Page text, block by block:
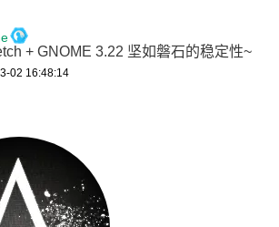
+ GNOME 3.22 坚如磐石的稳定性~
02 16:48:14